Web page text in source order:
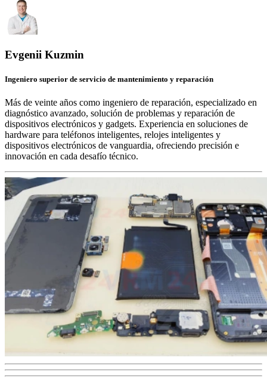
Evgenii Kuzmin
Ingeniero superior de servicio de mantenimiento y reparación
Más de veinte años como ingeniero de reparación, especializado en
diagnóstico avanzado, solución de problemas y reparación de
dispositivos electrónicos y gadgets. Experiencia en soluciones de
hardware para teléfonos inteligentes, relojes inteligentes y
dispositivos electrónicos de vanguardia, ofreciendo precisión e
innovación en cada desafío técnico.